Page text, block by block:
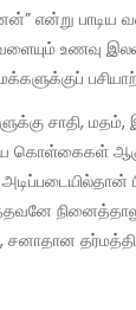
உணவு
கொள்கைகள்